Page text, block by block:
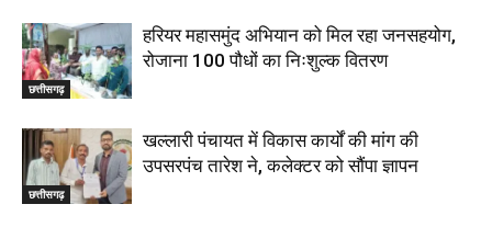
छत्तीसगढ़
हरियर महासमुंद अभियान को मिल रहा जनसहयोग,
रोजाना 100 पौधों का निःशुल्क वितरण
छत्तीसगढ़
खल्लारी पंचायत में विकास कार्यों की मांग की
उपसरपंच तारेश ने, कलेक्टर को सौंपा ज्ञापन